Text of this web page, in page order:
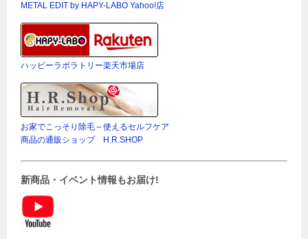
METAL EDIT by HAPY-LABO Yahoo!店
ハッピーラボラトリー楽天市場店
お家でこっそり除毛～使えるセルフケア
商品の通販ショップ H.R.SHOP
新商品・イベント情報もお届け!